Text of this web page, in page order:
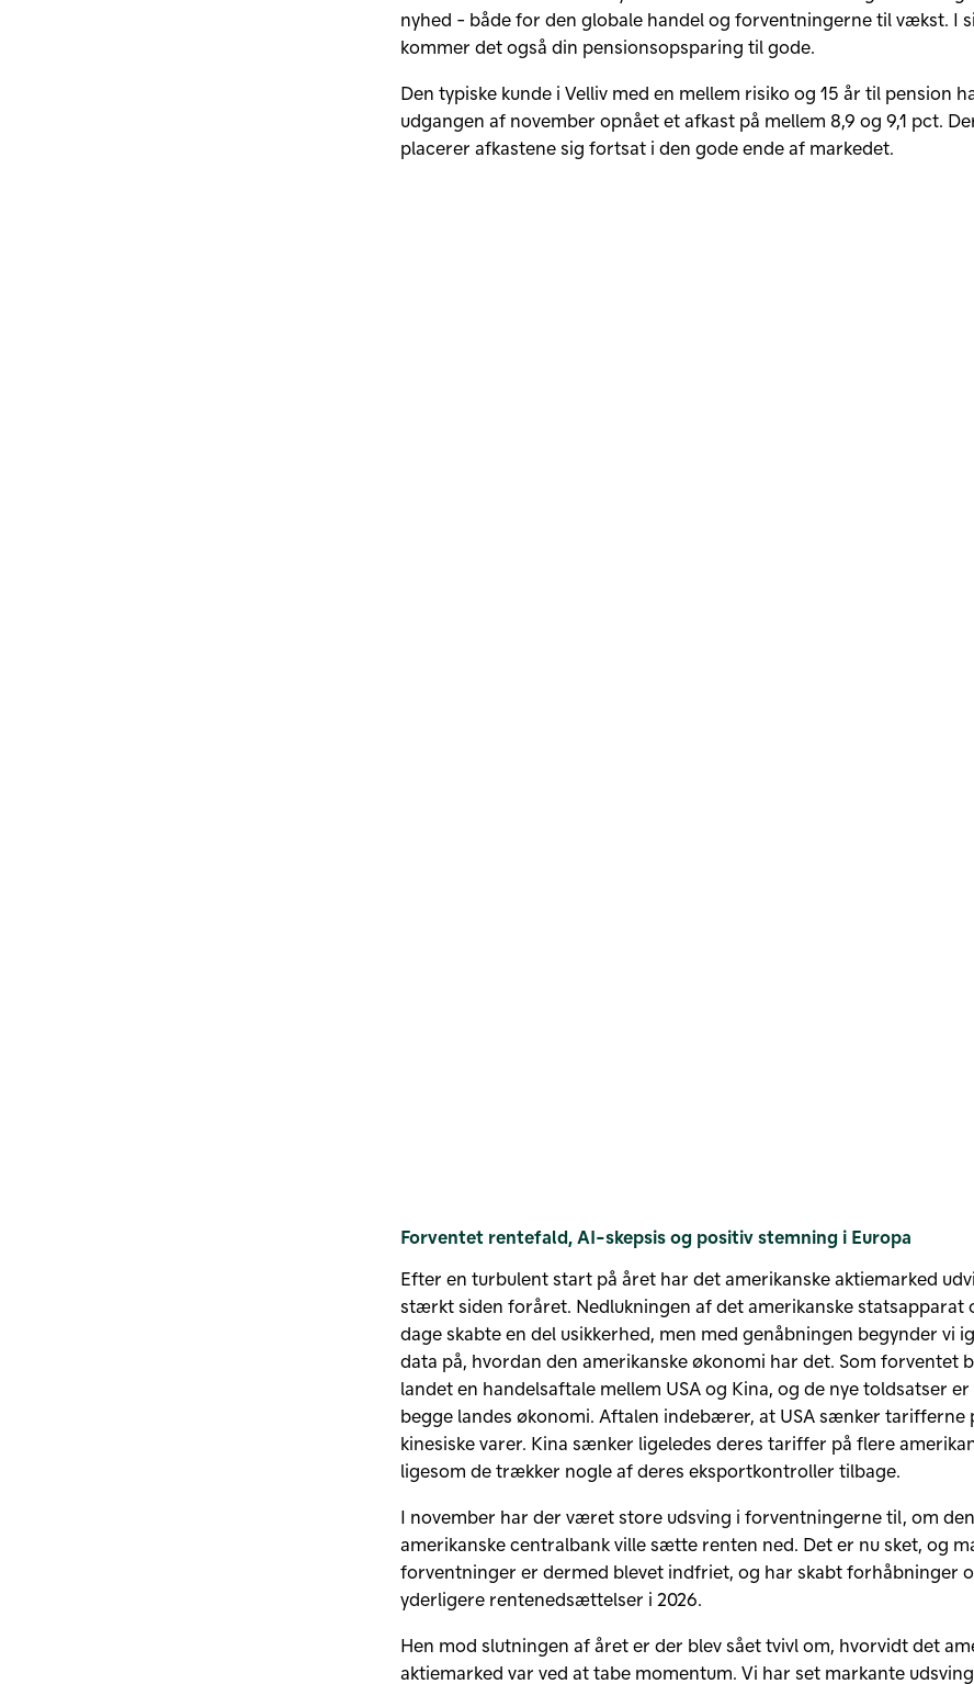
nyhed - både for den globale handel og forventningerne til vækst. I
kommer det også din pensionsopsparing til gode.
Den typiske kunde i Velliv med en mellem risiko og 15 år til pension
udgangen af november opnået et afkast på mellem 8,9 og 9,1 pct.
placerer afkastene sig fortsat i den gode ende af markedet.
Forventet rentefald, AI-skepsis og positiv stemning i Europa
Efter en turbulent start på året har det amerikanske aktiemarked
stærkt siden foråret. Nedlukningen af det amerikanske statsapparat
dage skabte en del usikkerhed, men med genåbningen begynder vi
data på, hvordan den amerikanske økonomi har det. Som forventet
landet en handelsaftale mellem USA og Kina, og de nye toldsatser
begge landes økonomi. Aftalen indebærer, at USA sænker tarifferne
kinesiske varer. Kina sænker ligeledes deres tariffer på flere
ligesom de trækker nogle af deres eksportkontroller tilbage.
I november har der været store udsving i forventningerne til, om den
amerikanske centralbank ville sætte renten ned. Det er nu sket, og
forventninger er dermed blevet indfriet, og har skabt forhåbninger
yderligere rentenedsættelser i 2026.
Hen mod slutningen af året er der blev sået tvivl om, hvorvidt det
aktiemarked var ved at tabe momentum. Vi har set markante